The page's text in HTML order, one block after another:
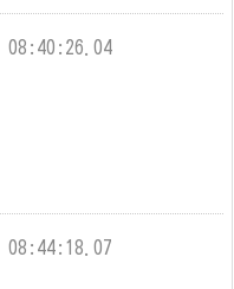
08:40:26.04
08:44:18.07